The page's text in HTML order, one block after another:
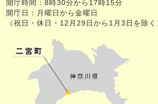
開庁時間：8時30分から17時15分
開庁日：月曜日から金曜日
（祝日・休日・12月29日から1月3日を除く